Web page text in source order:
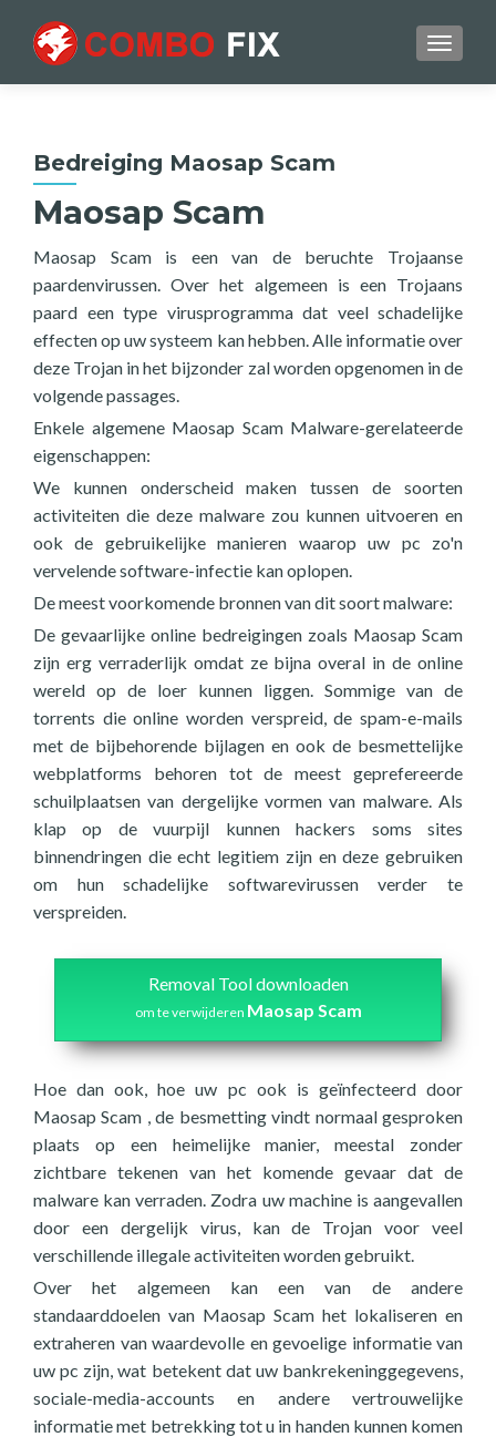
Bedreiging Maosap Scam
Maosap Scam
Maosap Scam is een van de beruchte Trojaanse
paardenvirussen. Over het algemeen is een Trojaans
paard een type virusprogramma dat veel schadelijke
effecten op uw systeem kan hebben. Alle informatie over
deze Trojan in het bijzonder zal worden opgenomen in de
volgende passages.
Enkele algemene Maosap Scam Malware-gerelateerde
eigenschappen:
We kunnen onderscheid maken tussen de soorten
activiteiten die deze malware zou kunnen uitvoeren en
ook de gebruikelijke manieren waarop uw pc zo'n
vervelende software-infectie kan oplopen.
De meest voorkomende bronnen van dit soort malware:
De gevaarlijke online bedreigingen zoals Maosap Scam
zijn erg verraderlijk omdat ze bijna overal in de online
wereld op de loer kunnen liggen. Sommige van de
torrents die online worden verspreid, de spam-e-mails
met de bijbehorende bijlagen en ook de besmettelijke
webplatforms behoren tot de meest geprefereerde
schuilplaatsen van dergelijke vormen van malware. Als
klap op de vuurpijl kunnen hackers soms sites
binnendringen die echt legitiem zijn en deze gebruiken
om hun schadelijke softwarevirussen verder te
verspreiden.
Removal Tool downloaden
om te verwijderen Maosap Scam
Hoe dan ook, hoe uw pc ook is geïnfecteerd door
Maosap Scam , de besmetting vindt normaal gesproken
plaats op een heimelijke manier, meestal zonder
zichtbare tekenen van het komende gevaar dat de
malware kan verraden. Zodra uw machine is aangevallen
door een dergelijk virus, kan de Trojan voor veel
verschillende illegale activiteiten worden gebruikt.
Over het algemeen kan een van de andere
standaarddoelen van Maosap Scam het lokaliseren en
extraheren van waardevolle en gevoelige informatie van
uw pc zijn, wat betekent dat uw bankrekeninggegevens,
sociale-media-accounts en andere vertrouwelijke
informatie met betrekking tot u in handen kunnen komen